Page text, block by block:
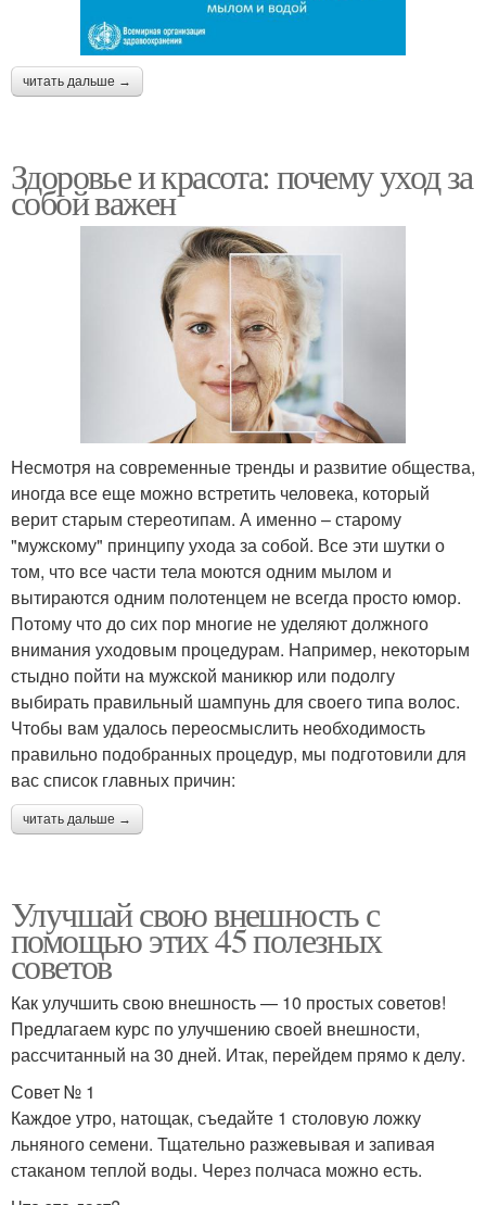
читать дальше →
Здоровье и красота: почему уход за
собой важен
Несмотря на современные тренды и развитие общества,
иногда все еще можно встретить человека, который
верит старым стереотипам. А именно – старому
"мужскому" принципу ухода за собой. Все эти шутки о
том, что все части тела моются одним мылом и
вытираются одним полотенцем не всегда просто юмор.
Потому что до сих пор многие не уделяют должного
внимания уходовым процедурам. Например, некоторым
стыдно пойти на мужской маникюр или подолгу
выбирать правильный шампунь для своего типа волос.
Чтобы вам удалось переосмыслить необходимость
правильно подобранных процедур, мы подготовили для
вас список главных причин:
читать дальше →
Улучшай свою внешность с
помощью этих 45 полезных
советов
Как улучшить свою внешность — 10 простых советов!
Предлагаем курс по улучшению своей внешности,
рассчитанный на 30 дней. Итак, перейдем прямо к делу.
Совет № 1
Каждое утро, натощак, съедайте 1 столовую ложку
льняного семени. Тщательно разжевывая и запивая
стаканом теплой воды. Через полчаса можно есть.